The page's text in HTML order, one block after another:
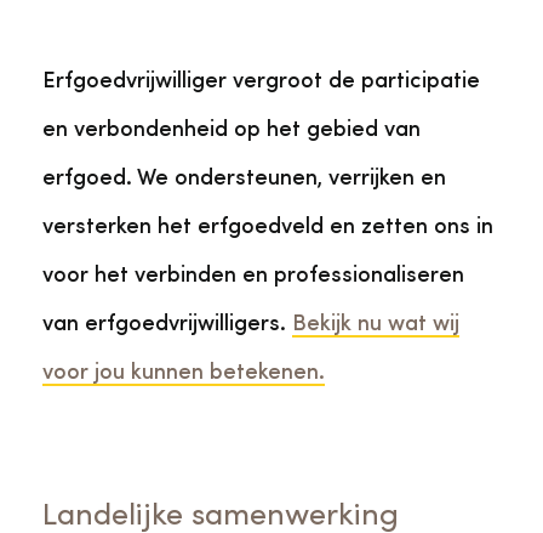
Erfgoedvrijwilliger vergroot de participatie
en verbondenheid op het gebied van
erfgoed. We ondersteunen, verrijken en
versterken het erfgoedveld en zetten ons in
voor het verbinden en professionaliseren
van erfgoedvrijwilligers. Bekijk nu wat wij
voor jou kunnen betekenen.
Landelijke samenwerking